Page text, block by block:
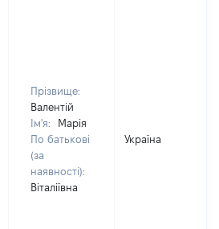
Прізвище:
Валентій
Ім'я:
Марія
По батькові
(за
наявності):
Віталіївна
Україна